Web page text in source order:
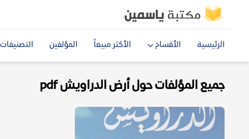
الرئيسية الأقسام الأكثر مبيعاً المؤلفين التصنيفات
جميع المؤلفات حول أرض الدراويش pdf